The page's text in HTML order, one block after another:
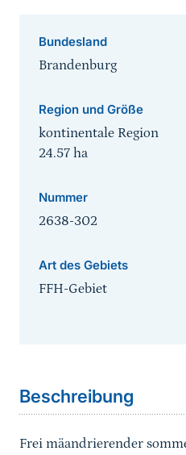
Bundesland
Brandenburg
Region und Größe
kontinentale Region
24.57 ha
Nummer
2638-302
Art des Gebiets
FFH-Gebiet
Beschreibung
Frei mäandrierender